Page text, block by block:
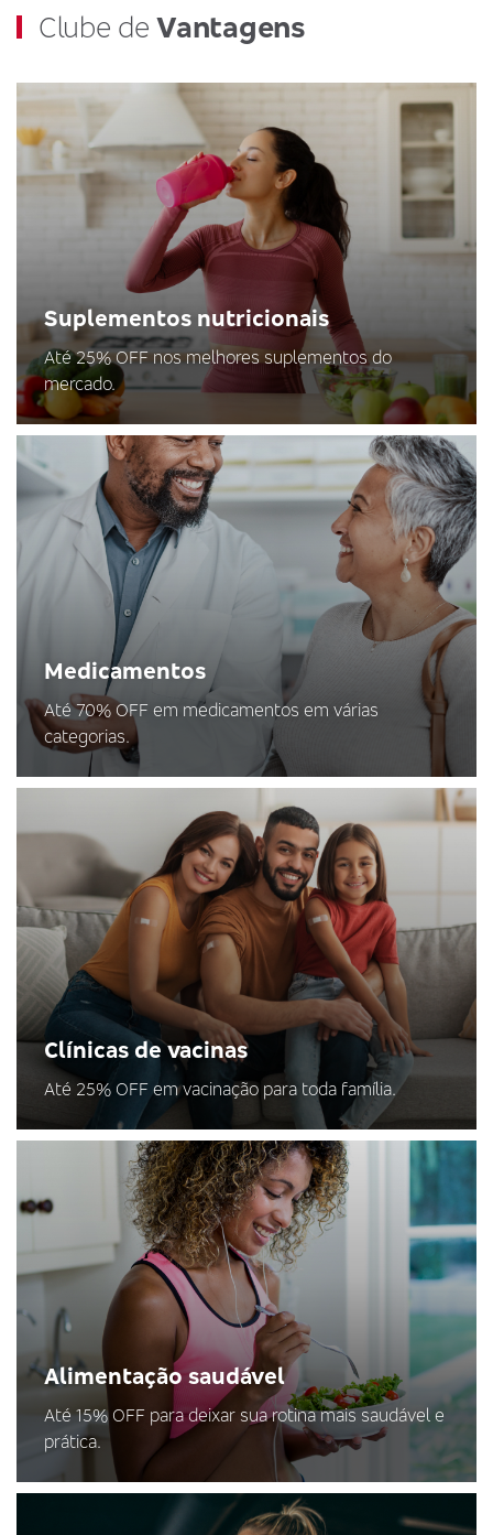
Clube deVantagens
Suplementos nutricionais
Até 25% OFF nos melhores suplementos do
mercado.
Medicamentos
Até 70% OFF em medicamentos em várias
categorias.
Clínicas de vacinas
Até 25% OFF em vacinação para toda família.
Alimentação saudável
Até 15% OFF para deixar sua rotina mais saudável e
prática.